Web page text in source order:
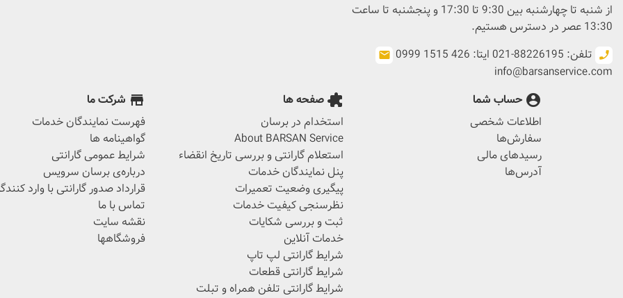
از شنبه تا چهارشنبه بین 9:30 تا 17:30 و پنجشنبه تا ساعت
13:30 عصر در دسترس هستیم.
call تلفن: 88226195-021 ایتا: 426 1515 0999 email
info@barsanservice.com
account_circle حساب شما
اطلاعات شخصی
سفارش‌ها
رسیدهای مالی
آدرس‌ها
extension صفحه ها
استخدام در برسان
About BARSAN Service
استعلام گارانتی و بررسی تاریخ انقضاء
پنل نمایندگان خدمات
پیگیری وضعیت تعمیرات
نظرسنجی کیفیت خدمات
ثبت و بررسی شکایات
خدمات آنلاین
شرایط گارانتی لپ تاپ
شرایط گارانتی قطعات
شرایط گارانتی تلفن همراه و تبلت
store شرکت ما
فهرست نمایندگان خدمات
گواهینامه ها
شرایط عمومی گارانتی
درباره‌ی برسان سرویس
قرارداد صدور گارانتی با وارد
تماس با ما
نقشه سایت
فروشگاه‎ها